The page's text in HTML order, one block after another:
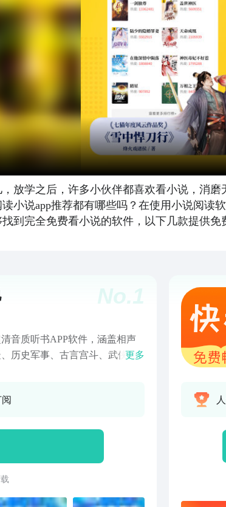
放学之后，许多小伙伴都喜欢看小说，消
小说app推荐都有哪些吗？在使用小说阅读
到完全免费看小说的软件，以下几款提供
No.1
音质听书APP软件，涵盖相声
历史军事、古言宫斗、武侠仙
精彩节目，除此之外这里还汇
文历史、健康养生、生活故
应俱全，集合近千家全国广播
听综合性广播平台！还有芈月
翻译官、盗墓笔记、鬼吹灯等
书大全、张震讲鬼故事、刘德
更多